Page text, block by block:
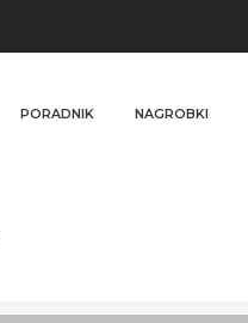
PORADNIK NAGROBKI